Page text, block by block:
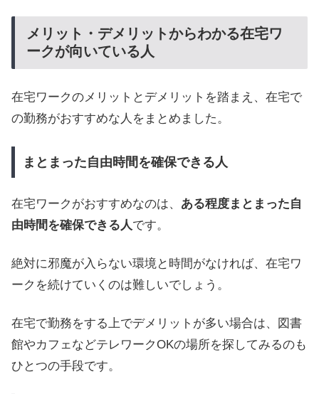
メリット・デメリットからわかる在宅ワ
ークが向いている人
在宅ワークのメリットとデメリットを踏まえ、在宅で
の勤務がおすすめな人をまとめました。
まとまった自由時間を確保できる人
在宅ワークがおすすめなのは、 ある程度まとまった自
由時間を確保できる人です。
絶対に邪魔が入らない環境と時間がなければ、在宅ワ
ークを続けていくのは難しいでしょう。
在宅で勤務をする上でデメリットが多い場合は、図書
館やカフェなどテレワークOKの場所を探してみるのも
ひとつの手段です。